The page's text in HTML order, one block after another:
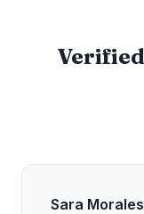
Sara Morales